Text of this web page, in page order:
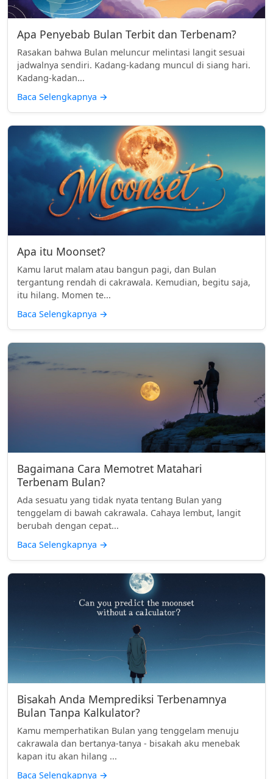
Apa Penyebab Bulan Terbit dan Terbenam?
Rasakan bahwa Bulan meluncur melintasi langit sesuai
jadwalnya sendiri. Kadang-kadang muncul di siang hari.
Kadang-kadan...
Baca Selengkapnya →
Apa itu Moonset?
Kamu larut malam atau bangun pagi, dan Bulan
tergantung rendah di cakrawala. Kemudian, begitu saja,
itu hilang. Momen te...
Baca Selengkapnya →
Bagaimana Cara Memotret Matahari
Terbenam Bulan?
Ada sesuatu yang tidak nyata tentang Bulan yang
tenggelam di bawah cakrawala. Cahaya lembut, langit
berubah dengan cepat...
Baca Selengkapnya →
Bisakah Anda Memprediksi Terbenamnya
Bulan Tanpa Kalkulator?
Kamu memperhatikan Bulan yang tenggelam menuju
cakrawala dan bertanya-tanya - bisakah aku menebak
kapan itu akan hilang ...
Baca Selengkapnya →